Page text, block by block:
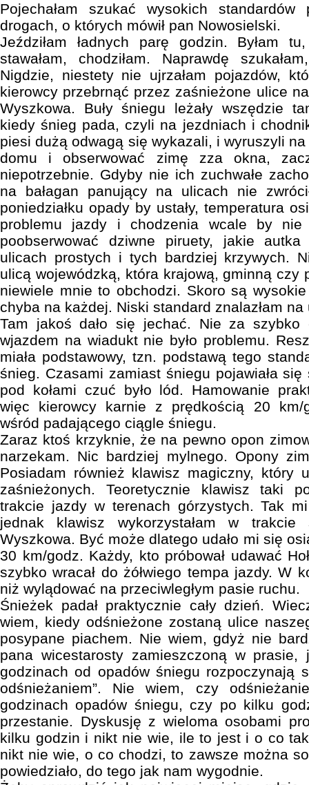
Pojechałam szukać wysokich
drogach, o których mówił pan Nowosielski.
Jeździłam ładnych parę godzin. Byłam
stawałam, chodziłam. Naprawdę
Nigdzie, niestety nie ujrzałam pojazdów,
kierowcy przebrnąć przez zaśnieżone ulice
Wyszkowa. Buły śniegu leżały wszędzie
kiedy śnieg pada, czyli na jezdniach i
piesi dużą odwagą się wykazali, i wyruszyli
domu i obserwować zimę zza okna,
niepotrzebnie. Gdyby nie ich zuchwałe
na bałagan panujący na ulicach nie
poniedziałku opady by ustały, temperatura
problemu jazdy i chodzenia wcale by nie
poobserwować dziwne piruety, jakie autka
ulicach prostych i tych bardziej krzywych.
ulicą wojewódzką, która krajową, gminną czy
niewiele mnie to obchodzi. Skoro są
chyba na każdej. Niski standard znalazłam
Tam jakoś dało się jechać. Nie za
wjazdem na wiadukt nie było problemu.
miała podstawowy, tzn. podstawą tego
śnieg. Czasami zamiast śniegu pojawiała
pod kołami czuć było lód. Hamowanie
więc kierowcy karnie z prędkością 20 km/
wśród padającego ciągle śniegu.
Zaraz ktoś krzyknie, że na pewno opon
narzekam. Nic bardziej mylnego. Opony
Posiadam również klawisz magiczny, który
zaśnieżonych. Teoretycznie klawisz taki
trakcie jazdy w terenach górzystych. Tak
jednak klawisz wykorzystałam w trakcie
Wyszkowa. Być może dlatego udało mi się
30 km/godz. Każdy, kto próbował udawać
szybko wracał do żółwiego tempa jazdy. W
niż wylądować na przeciwległym pasie ruchu.
Śnieżek padał praktycznie cały dzień.
wiem, kiedy odśnieżone zostaną ulice
posypane piachem. Nie wiem, gdyż nie
pana wicestarosty zamieszczoną w prasie,
godzinach od opadów śniegu rozpoczynają
odśnieżaniem”. Nie wiem, czy
godzinach opadów śniegu, czy po kilku
przestanie. Dyskusję z wieloma osobami
kilku godzin i nikt nie wie, ile to jest i o co
nikt nie wie, o co chodzi, to zawsze można
powiedziało, do tego jak nam wygodnie.